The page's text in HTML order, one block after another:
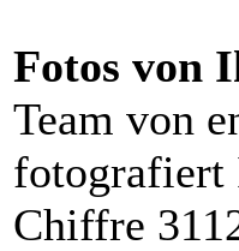
Fotos von
Team von
fotografiert
Chiffre